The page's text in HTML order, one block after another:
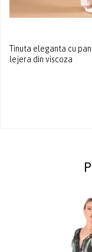
Tinuta eleganta cu
lejera din viscoza